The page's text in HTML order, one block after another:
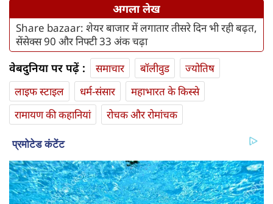
अगला लेख
Share bazaar: शेयर बाजार में लगातार तीसरे दिन भी रही बढ़त,
सेंसेक्स 90 और निफ्टी 33 अंक चढ़ा
वेबदुनिया पर पढ़ें : समाचार बॉलीवुड
ज्योतिष
लाइफ स्‍टाइल
धर्म-संसार
महाभारत के किस्से
रामायण की कहानियां
रोचक और रोमांचक